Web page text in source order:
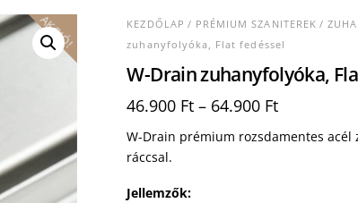
AKCIÓ! KEZDŐLAP / PRÉMIUM SZANITEREK/
zuhanyfolyóka, Flat fedéssel
W-Drain zuhanyfolyóka,
46.900 Ft – 64.900 Ft
W-Drain prémium rozsdamentes
ráccsal.
Jellemzők: